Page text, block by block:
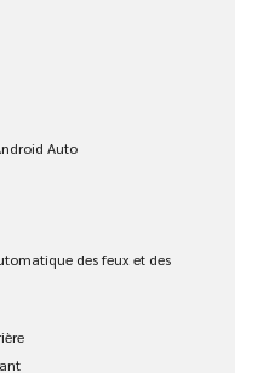
Auto
des feux et des